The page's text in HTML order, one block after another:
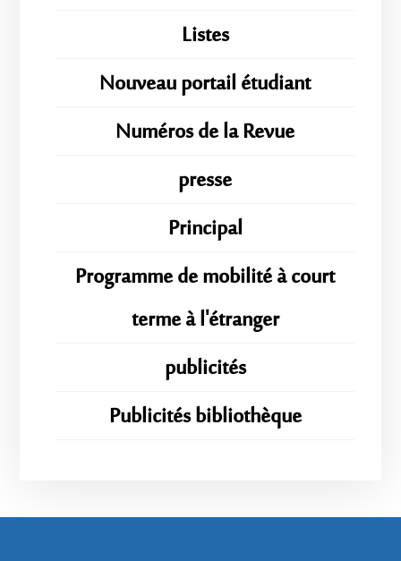
Listes
Nouveau portail étudiant
Numéros de la Revue
presse
Principal
Programme de mobilité à court
terme à l'étranger
publicités
Publicités bibliothèque